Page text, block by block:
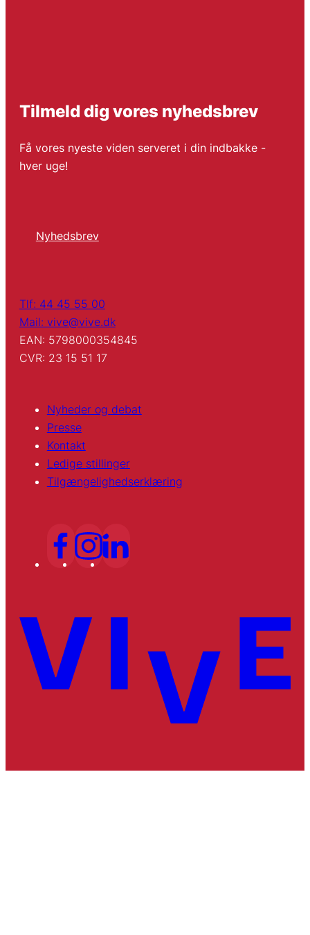
Tilmeld dig vores nyhedsbrev
Få vores nyeste viden serveret i din indbakke -
hver uge!
Nyhedsbrev
Tlf: 44 45 55 00
Mail: vive@vive.dk
EAN: 5798000354845
CVR: 23 15 51 17
Nyheder og debat
Presse
Kontakt
Ledige stillinger
Tilgængelighedserklæring